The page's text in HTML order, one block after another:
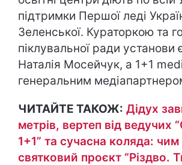
підтримки Першої леді
Зеленської. Кураторкою та
піклувальної ради установи
Наталія Мосейчук, а 1+1
генеральним
ЧИТАЙТЕ ТАКОЖ: Дідух
метрів, вертеп від ведучих
1+1” та сучасна коляда:
святковий проєкт “Різдво.